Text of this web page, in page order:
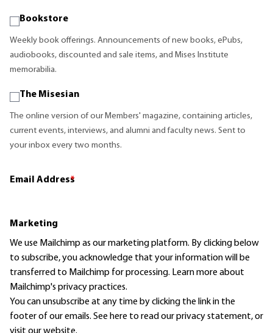
Bookstore
Weekly book offerings. Announcements of new books, ePubs,
audiobooks, discounted and sale items, and Mises Institute
memorabilia.
The Misesian
The online version of our Members' magazine, containing articles,
current events, interviews, and alumni and faculty news. Sent to
your inbox every two months.
Email Address
*
Marketing
We use Mailchimp as our marketing platform. By clicking below
to subscribe, you acknowledge that your information will be
transferred to Mailchimp for processing. Learn moreabout
Mailchimp's privacy practices.
You can unsubscribe at any time by clicking the link in the
footer of our emails. See here to read ourprivacy statement, or